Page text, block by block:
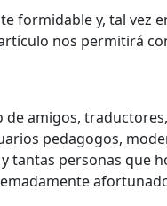
formidable y, tal vez
nos permitirá
amigos,
pedagogos,
tantas personas que